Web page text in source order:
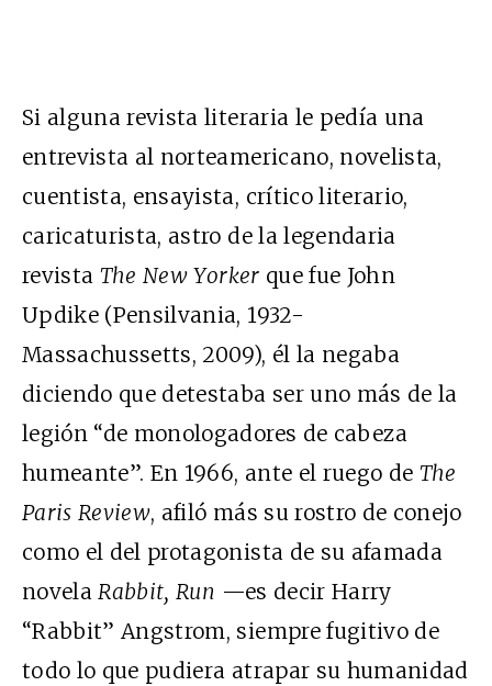
Si alguna revista literaria le pedía una
entrevista al norteamericano, novelista,
cuentista, ensayista, crítico literario,
caricaturista, astro de la legendaria
revista The New Yorker que fue John
Updike (Pensilvania, 1932-
Massachussetts, 2009), él la negaba
diciendo que detestaba ser uno más de la
legión “de monologadores de cabeza
humeante”. En 1966, ante el ruego de The
Paris Review, afiló más su rostro de conejo
como el del protagonista de su afamada
novelaRabbit, Run —es decir Harry
“Rabbit” Angstrom, siempre fugitivo de
todo lo que pudiera atrapar su humanidad